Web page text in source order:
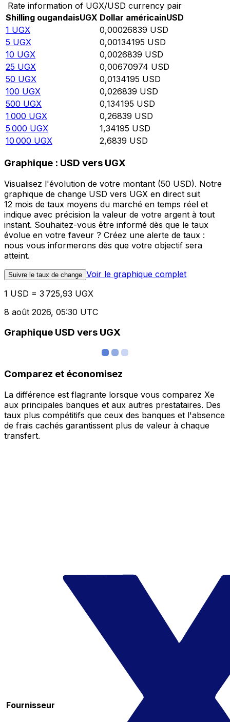
Rate information of UGX/USD currency pair
Shilling ougandaisUGX Dollar américainUSD
1 UGX 0,00026839 USD
5 UGX 0,00134195 USD
10 UGX 0,0026839 USD
25 UGX 0,00670974 USD
50 UGX 0,0134195 USD
100 UGX 0,026839 USD
500 UGX 0,134195 USD
1 000 UGX 0,26839 USD
5 000 UGX 1,34195 USD
10 000 UGX 2,6839 USD
Graphique : USD vers UGX
Visualisez l'évolution de votre montant (50 USD). Notre
graphique de change USD vers UGX en direct suit
12 mois de taux moyens du marché en temps réel et
indique avec précision la valeur de votre argent à tout
instant. Souhaitez-vous être informé dès que le taux
évolue en votre faveur ? Créez une alerte de taux :
nous vous informerons dès que votre objectif sera
atteint.
Suivre le taux de change Voir le graphique complet
1 USD = 3 725,93 UGX
8 août 2026, 05:30 UTC
Graphique USD vers UGX
Comparez et économisez
La différence est flagrante lorsque vous comparez Xe
aux principales banques et aux autres prestataires. Des
taux plus compétitifs que ceux des banques et l'absence
de frais cachés garantissent plus de valeur à chaque
transfert.
Fournisseur